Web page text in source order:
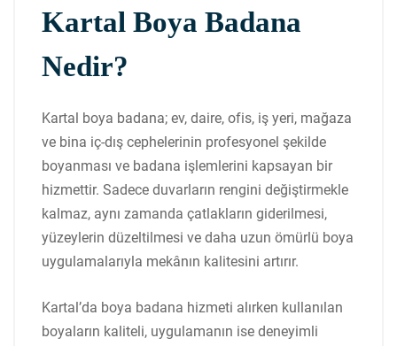
Kartal Boya Badana
Nedir?
Kartal boya badana; ev, daire, ofis, iş yeri, mağaza
ve bina iç-dış cephelerinin profesyonel şekilde
boyanması ve badana işlemlerini kapsayan bir
hizmettir. Sadece duvarların rengini değiştirmekle
kalmaz, aynı zamanda çatlakların giderilmesi,
yüzeylerin düzeltilmesi ve daha uzun ömürlü boya
uygulamalarıyla mekânın kalitesini artırır.
Kartal’da boya badana hizmeti alırken kullanılan
boyaların kaliteli, uygulamanın ise deneyimli